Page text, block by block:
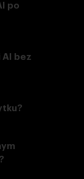
po
bez